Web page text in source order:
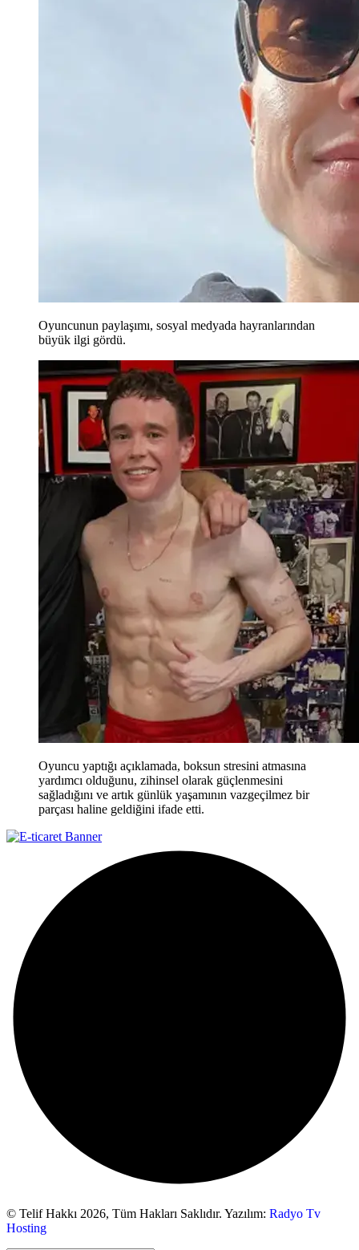
Oyuncunun paylaşımı, sosyal medyada hayranlarından
büyük ilgi gördü.
Oyuncu yaptığı açıklamada, boksun stresini atmasına
yardımcı olduğunu, zihinsel olarak güçlenmesini
sağladığını ve artık günlük yaşamının vazgeçilmez bir
parçası haline geldiğini ifade etti.
© Telif Hakkı 2026, Tüm Hakları Saklıdır. Yazılım: Radyo Tv
Hosting